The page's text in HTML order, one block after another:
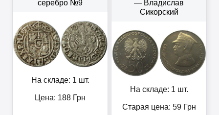
серебро №9
На складе: 1 шт.
Цена: 188 Грн
— Владислав
Сикорский
На складе: 1 шт.
Старая цена: 59Грн